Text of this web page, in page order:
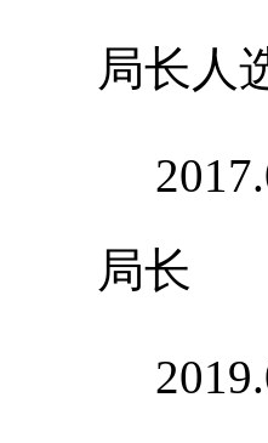
局长人
局长